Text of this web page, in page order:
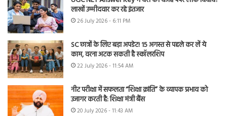
लाखों उम्मीदवार कर रहे इंतजार
26 July 2026 - 6:11 PM
SC छात्रों के लिए बड़ा अपडेट! 15 अगस्त से पहले कर लें ये
काम, वरना अटक सकती है स्कॉलरशिप
22 July 2026 - 11:54 AM
नीट परीक्षा में सफलता “शिक्षा क्रांति” के व्यापक प्रभाव को
उजागर करती है: शिक्षा मंत्री बैंस
20 July 2026 - 11:43 AM